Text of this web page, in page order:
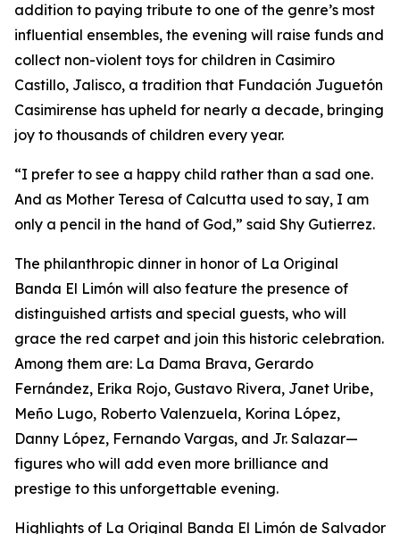
addition to paying tribute to one of the genre’s most
influential ensembles, the evening will raise funds and
collect non-violent toys for children in Casimiro
Castillo, Jalisco, a tradition that Fundación Juguetón
Casimirense has upheld for nearly a decade, bringing
joy to thousands of children every year.
“I prefer to see a happy child rather than a sad one.
And as Mother Teresa of Calcutta used to say, I am
only a pencil in the hand of God,” said Shy Gutierrez.
The philanthropic dinner in honor of La Original
Banda El Limón will also feature the presence of
distinguished artists and special guests, who will
grace the red carpet and join this historic celebration.
Among them are: La Dama Brava, Gerardo
Fernández, Erika Rojo, Gustavo Rivera, Janet Uribe,
Meño Lugo, Roberto Valenzuela, Korina López,
Danny López, Fernando Vargas, and Jr. Salazar—
figures who will add even more brilliance and
prestige to this unforgettable evening.
Highlights of La Original Banda El Limón de Salvador